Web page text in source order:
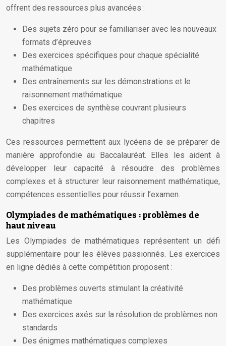
offrent des ressources plus avancées :
Des sujets zéro pour se familiariser avec les nouveaux
formats d’épreuves
Des exercices spécifiques pour chaque spécialité
mathématique
Des entraînements sur les démonstrations et le
raisonnement mathématique
Des exercices de synthèse couvrant plusieurs
chapitres
Ces ressources permettent aux lycéens de se préparer de
manière approfondie au Baccalauréat. Elles les aident à
développer leur capacité à résoudre des problèmes
complexes et à structurer leur raisonnement mathématique,
compétences essentielles pour réussir l’examen.
Olympiades de mathématiques : problèmes de
haut niveau
Les Olympiades de mathématiques représentent un défi
supplémentaire pour les élèves passionnés. Les exercices
en ligne dédiés à cette compétition proposent :
Des problèmes ouverts stimulant la créativité
mathématique
Des exercices axés sur la résolution de problèmes non
standards
Des énigmes mathématiques complexes